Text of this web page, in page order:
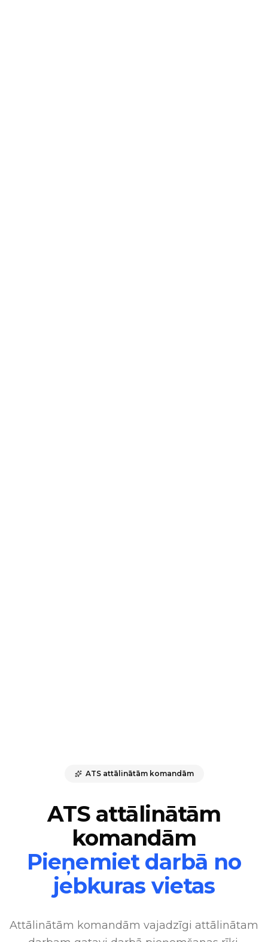
ATS attālinātām komandām
ATS attālinātām
komandām
Pieņemiet darbā no
jebkuras vietas
Attālinātām komandām vajadzīgi attālinātam